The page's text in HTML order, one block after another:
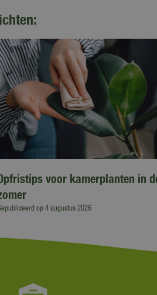
voor kamerplanten in
op 4 augustus 2026